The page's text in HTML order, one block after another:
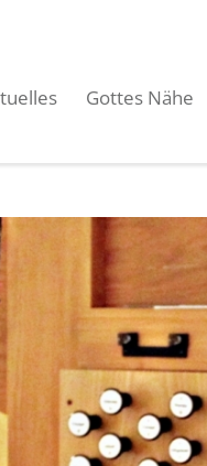
Gottes Nähe